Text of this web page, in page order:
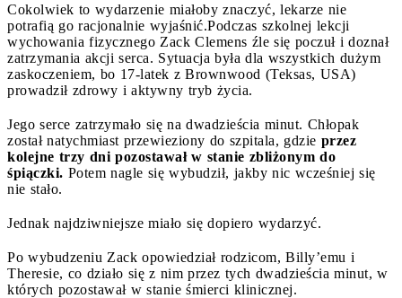
Cokolwiek to wydarzenie miałoby znaczyć, lekarze nie
potrafią go racjonalnie wyjaśnić.Podczas szkolnej lekcji
wychowania fizycznego Zack Clemens źle się poczuł i doznał
zatrzymania akcji serca. Sytuacja była dla wszystkich dużym
zaskoczeniem, bo 17-latek z Brownwood (Teksas, USA)
prowadził zdrowy i aktywny tryb życia.
Jego serce zatrzymało się na dwadzieścia minut. Chłopak
został natychmiast przewieziony do szpitala, gdzie przez
kolejne trzy dni pozostawał w stanie zbliżonym do
śpiączki. Potem nagle się wybudził, jakby nic wcześniej się
nie stało.
Jednak najdziwniejsze miało się dopiero wydarzyć.
Po wybudzeniu Zack opowiedział rodzicom, Billy’emu i
Theresie, co działo się z nim przez tych dwadzieścia minut, w
których pozostawał w stanie śmierci klinicznej.